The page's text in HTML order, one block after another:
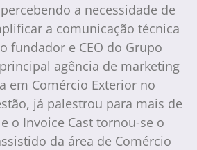
a necessidade de
a comunicação técnica
fundador e CEO do Grupo
agência de marketing
em Comércio Exterior no
já palestrou para mais de
o Invoice Cast tornou-se o
da área de Comércio